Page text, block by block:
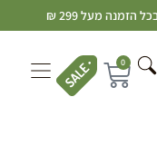
הזמנה מעל 299 ₪
0